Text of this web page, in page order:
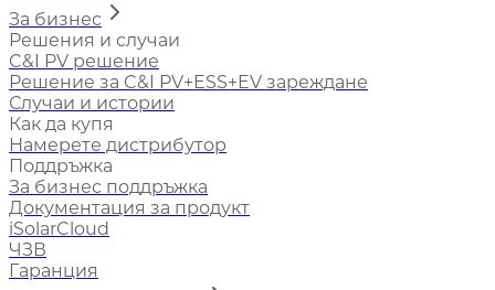
За бизнес
Решения и случаи
C&I PV решение
Решение за C&I PV+ESS+EV зареждане
Случаи и истории
Как да купя
Намерете дистрибутор
Поддръжка
За бизнес поддръжка
Документация за продукт
iSolarCloud
ЧЗВ
Гаранция